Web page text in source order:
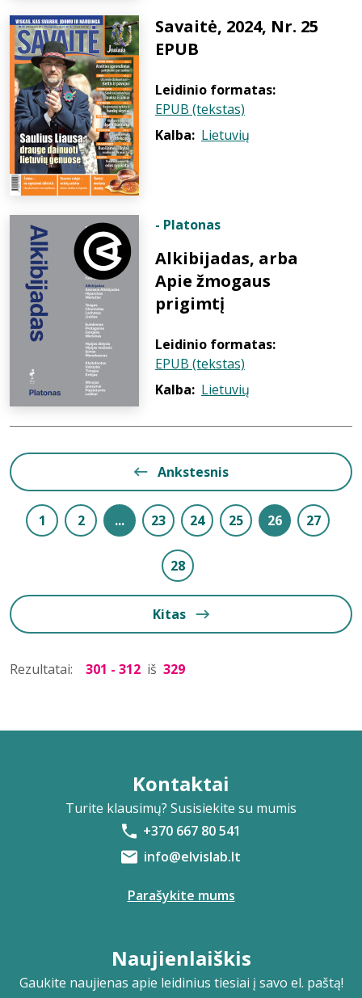
Savaitė, 2024, Nr. 25
EPUB
Leidinio formatas:
EPUB (tekstas)
Kalba: Lietuvių
- Platonas
Alkibijadas, arba
Apie žmogaus
prigimtį
Leidinio formatas:
EPUB (tekstas)
Kalba: Lietuvių
Ankstesnis
1 2 ... 23 24 25 26 27
28
Kitas
Rezultatai: 301 - 312 iš 329
Kontaktai
Turite klausimų? Susisiekite su mumis
+370 667 80 541
info@elvislab.lt
Parašykite mums
Naujienlaiškis
Gaukite naujienas apie leidinius tiesiai į savo el. paštą!